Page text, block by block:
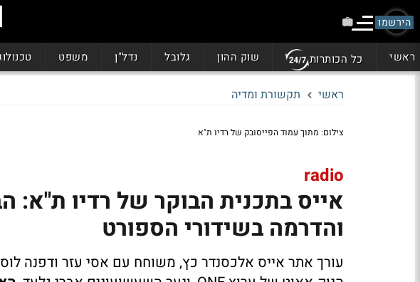
הירשמו
ראשי כל הכותרות שוק ההון גלובל נדל"ן משפט
ראשי תקשורת ומדיה
צילום: מתוך עמוד הפייסובק של רדיו ת"א
radio
אייס בתכנית הבוקר של רדיו ת"א:
והדרמה בשידורי הספורט
עורך אתר אייס אלכסנדר כץ, משוחח עם אסי עזר ודפנה